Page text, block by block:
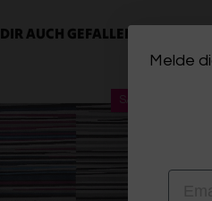
AUCH GEFALLEN
Melde
EMAIL